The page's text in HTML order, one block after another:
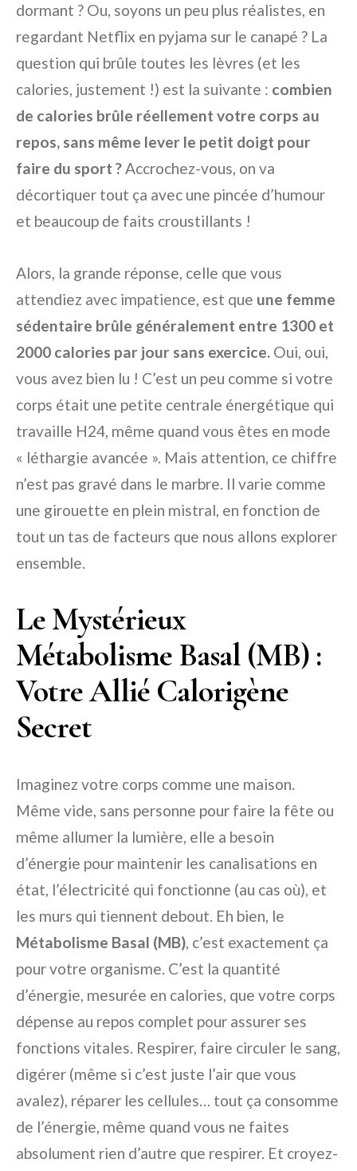
dormant ? Ou, soyons un peu plus réalistes, en
regardant Netflix en pyjama sur le canapé ? La
question qui brûle toutes les lèvres (et les
calories, justement !) est la suivante : combien
de calories brûle réellement votre corps au
repos, sans même lever le petit doigt pour
faire du sport ?Accrochez-vous, on va
décortiquer tout ça avec une pincée d’humour
et beaucoup de faits croustillants !
Alors, la grande réponse, celle que vous
attendiez avec impatience, est que une femme
sédentaire brûle généralement entre 1300 et
2000 calories par jour sans exercice. Oui, oui,
vous avez bien lu ! C’est un peu comme si votre
corps était une petite centrale énergétique qui
travaille H24, même quand vous êtes en mode
« léthargie avancée ». Mais attention, ce chiffre
n’est pas gravé dans le marbre. Il varie comme
une girouette en plein mistral, en fonction de
tout un tas de facteurs que nous allons explorer
ensemble.
Le Mystérieux
Métabolisme Basal (MB) :
Votre Allié Calorigène
Secret
Imaginez votre corps comme une maison.
Même vide, sans personne pour faire la fête ou
même allumer la lumière, elle a besoin
d’énergie pour maintenir les canalisations en
état, l’électricité qui fonctionne (au cas où), et
les murs qui tiennent debout. Eh bien, le
Métabolisme Basal (MB), c’est exactement ça
pour votre organisme. C’est la quantité
d’énergie, mesurée en calories, que votre corps
dépense au repos complet pour assurer ses
fonctions vitales. Respirer, faire circuler le sang,
digérer (même si c’est juste l’air que vous
avalez), réparer les cellules… tout ça consomme
de l’énergie, même quand vous ne faites
absolument rien d’autre que respirer. Et croyez-